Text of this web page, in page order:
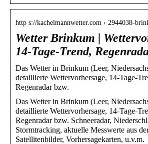
http s://kachelmannwetter.com › 2944038-
Wetter Brinkum |
14-Tage-Trend,
Das Wetter in Brinkum (Leer,
detaillierte Wettervorhersage, 14-Tage-
Regenradar bzw.
Das Wetter in Brinkum (Leer,
detaillierte Wettervorhersage, 14-Tage-
Regenradar bzw. Schneeradar,
Stormtracking, aktuelle Messwerte aus
Satellitenbilder, Vorhersagekarten, u.v.m.